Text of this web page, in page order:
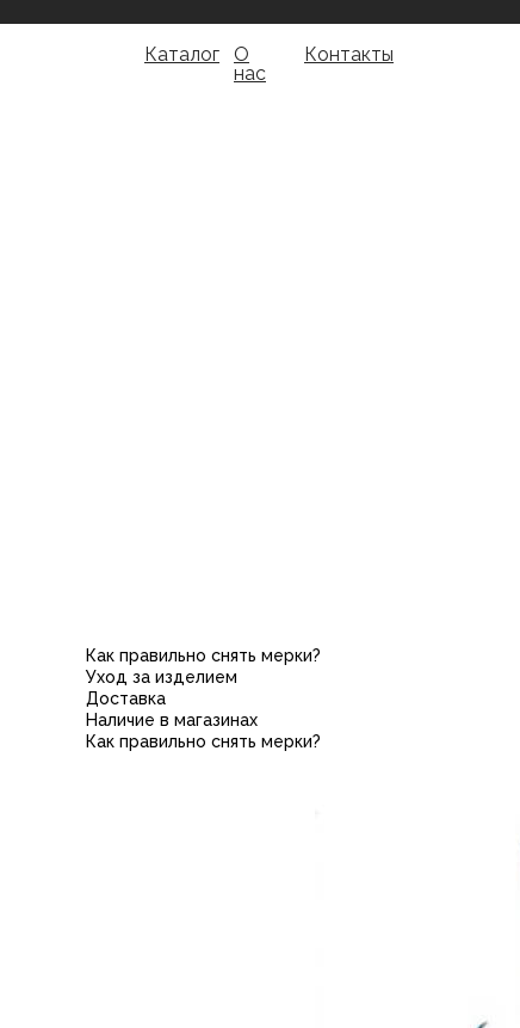
Каталог
О
нас
Контакты
Как правильно снять мерки?
Уход за изделием
Доставка
Наличие в магазинах
Как правильно снять мерки?